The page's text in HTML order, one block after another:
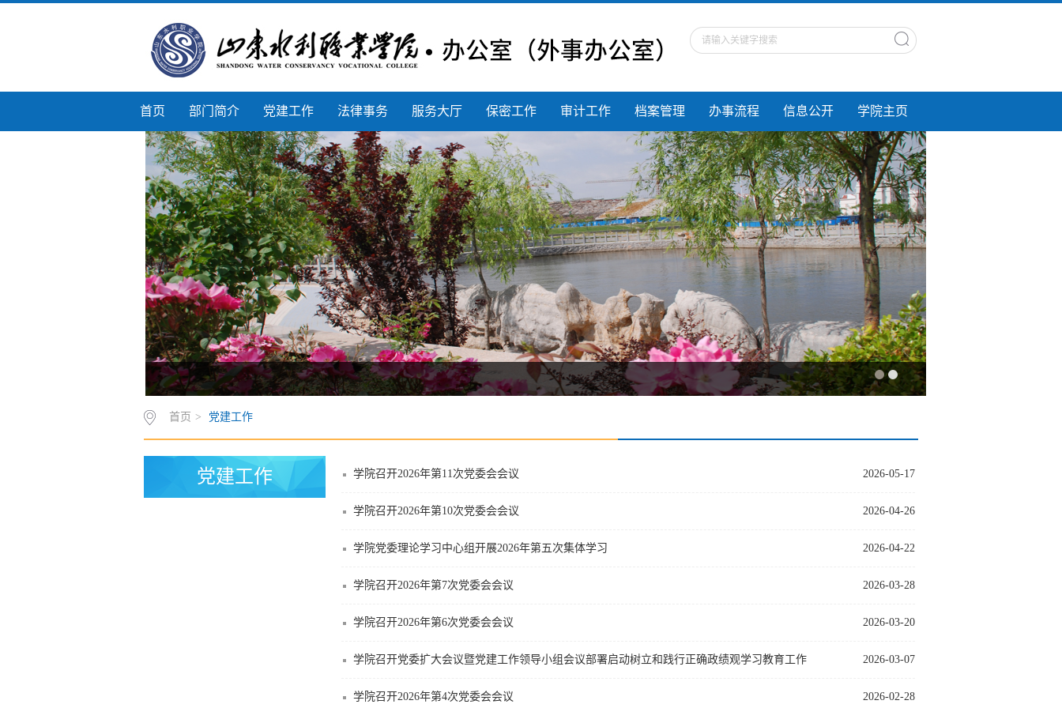
首页 部门简介 党建工作 法律事务 服务大厅 保密工作 审计工作 档案管理 办事流程 信息公开 学院主页
首页 > 党建工作
党建工作 2026-05-17
学院召开2026年第11次党委会会议
2026-04-26
学院召开2026年第10次党委会会议
2026-04-22
学院党委理论学习中心组开展2026年第五次集体学习
2026-03-28
学院召开2026年第7次党委会会议
2026-03-20
学院召开2026年第6次党委会会议
2026-03-07
学院召开党委扩大会议暨党建工作领导小组会议部署启动树立和践行正确政绩观学习教育工作
2026-02-28
学院召开2026年第4次党委会会议